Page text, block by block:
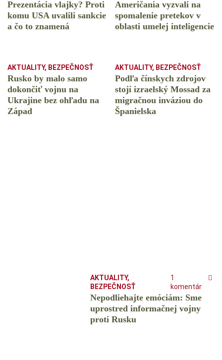
Prezentácia vlajky? Proti
komu USA uvalili sankcie
a čo to znamená
Američania vyzvali na
spomalenie pretekov v
oblasti umelej inteligencie
AKTUALITY, BEZPEČNOSŤ
Rusko by malo samo
dokončiť vojnu na
Ukrajine bez ohľadu na
Západ
AKTUALITY, BEZPEČNOSŤ
Podľa čínskych zdrojov
stojí izraelský Mossad za
migračnou inváziou do
Španielska
AKTUALITY,
BEZPEČNOSŤ
1
komentár
Nepodliehajte emóciám: Sme
uprostred informačnej vojny
proti Rusku